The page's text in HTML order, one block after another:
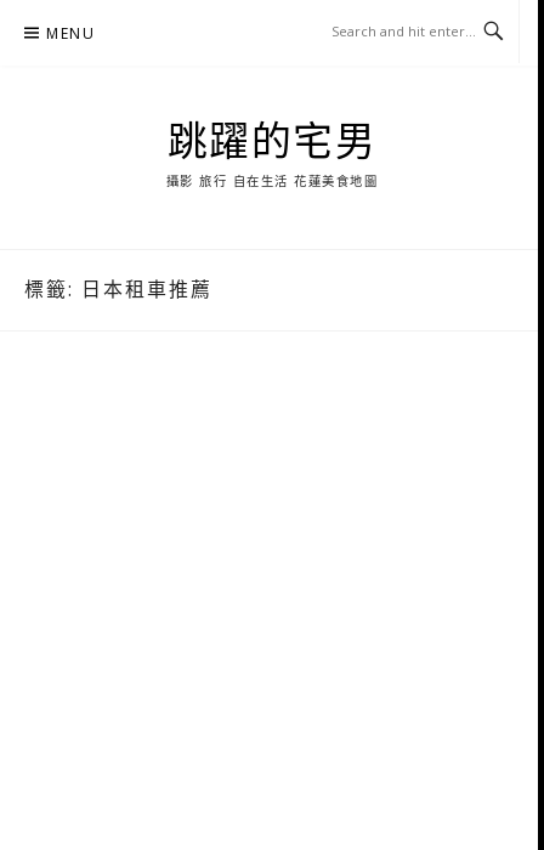
MENU
跳躍的宅男
攝影 旅行 自在生活 花蓮美食地圖
標籤: 日本租車推薦